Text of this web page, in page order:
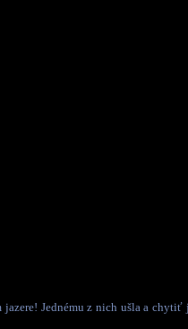
Jednému z nich ušla a